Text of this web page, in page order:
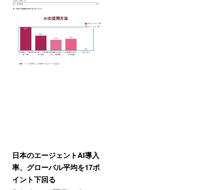
日本のエージェントAI導入
率、グローバル平均を17ポ
イント下回る